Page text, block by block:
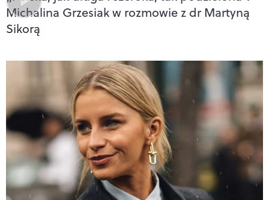
Michalina Grzesiak w rozmowie z dr Martyną
Sikorą